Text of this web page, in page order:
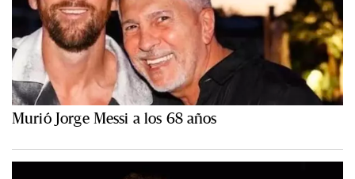
Murió Jorge Messi a los 68 años